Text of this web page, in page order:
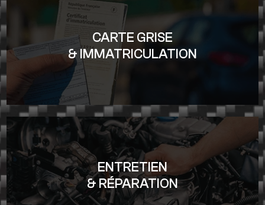
CARTE GRISE
& IMMATRICULATION
ENTRETIEN
& RÉPARATION